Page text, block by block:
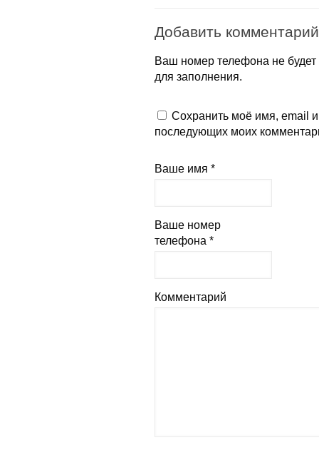
Добавить комментарий
Ваш номер телефона не
для заполнения.
Комментарий
Ваше имя *
Сохранить моё имя, email
последующих моих
Ваше номер
телефона *